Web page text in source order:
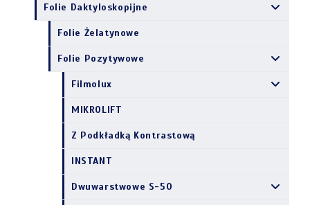
Folie Daktyloskopijne
Folie Żelatynowe
Folie Pozytywowe
Filmolux
MIKROLIFT
Z Podkładką Kontrastową
INSTANT
Dwuwarstwowe S-50